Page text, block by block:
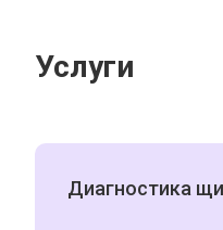
Услуги
Диагностика